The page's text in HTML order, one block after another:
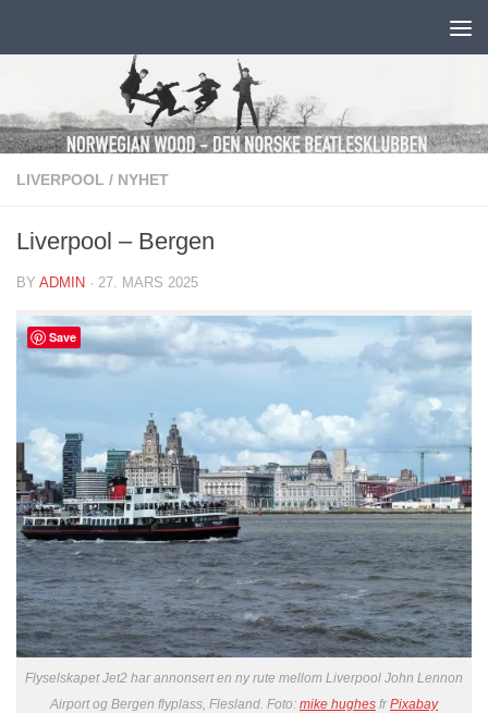
LIVERPOOL / NYHET
Liverpool – Bergen
BY ADMIN · 27. MARS 2025
Flyselskapet Jet2 har annonsert en ny rute mellom Liverpool John Lennon
Airport og Bergen flyplass, Flesland. Foto: mike hughes frPixabay
Save